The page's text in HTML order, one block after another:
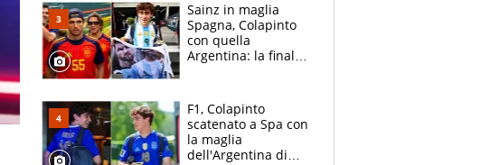
Sainz in maglia
Spagna, Colapinto
con quella
Argentina: la finale
vede l'ora
F1, Colapinto
scatenato a Spa con
la maglia
dell'Argentina di